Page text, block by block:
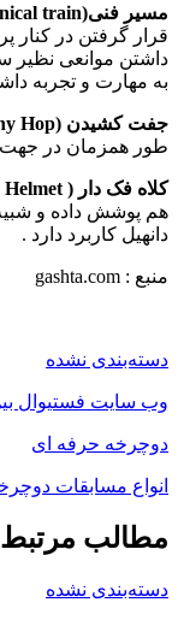
مسیر فنی(technical train)
قرار گرفتن در کنار
داشتن موانعی نظیر
به مهارت و تجربه
جفت کشیدن (Hop
طور همزمان در جهت
کلاه فک دار ( Helmet
هم پوشش داده و
دانهیل کاربرد دارد .
منبع : gashta.com
دسته‌بندی نشده
وب سایت فستیوال
دوچرخه حرفه ای
انواع مسابقات
مطالب مرتبط
دسته‌بندی نشده